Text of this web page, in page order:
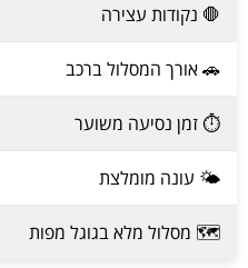
🛑 נקודות עצירה
🚗 אורך המסלול ברכב
⏱️ זמן נסיעה משוער
🌤️ עונה מומלצת
🗺️ מסלול מלא בגוגל מפות